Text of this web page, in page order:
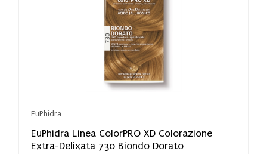
EuPhidra
EuPhidra Linea ColorPRO XD Colorazione
Extra-Delixata 730 Biondo Dorato